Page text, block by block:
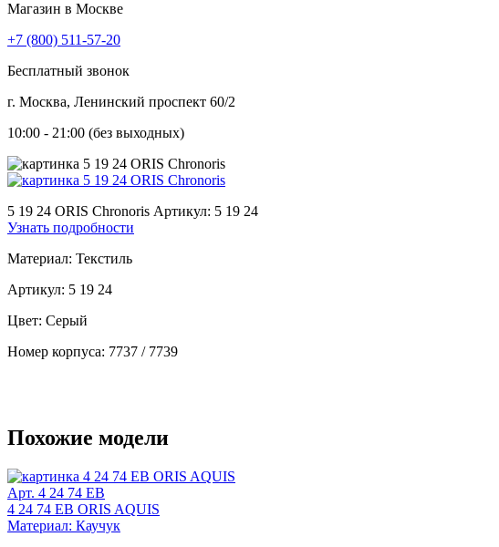
Магазин в Москве
+7 (800) 511-57-20
Бесплатный звонок
г. Москва, Ленинский проспект 60/2
10:00 - 21:00 (без выходных)
5 19 24 ORIS Chronoris Артикул: 5 19 24
Узнать подробности
Материал: Текстиль
Артикул: 5 19 24
Цвет: Серый
Номер корпуса: 7737 / 7739
Похожие модели
Арт. 4 24 74 EB
4 24 74 EB ORIS AQUIS
Материал: Каучук